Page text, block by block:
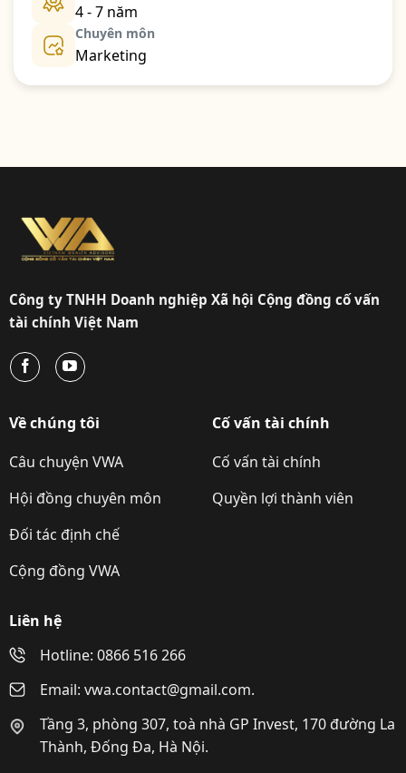
4 - 7 năm
Chuyên môn
Marketing
Công ty TNHH Doanh nghiệp Xã hội Cộng đồng cố vấn
tài chính Việt Nam
Về chúng tôi
Câu chuyện VWA
Hội đồng chuyên môn
Đối tác định chế
Cộng đồng VWA
Cố vấn tài chính
Cố vấn tài chính
Quyền lợi thành viên
Liên hệ
Hotline: 0866 516 266
Email: vwa.contact@gmail.com.
Tầng 3, phòng 307, toà nhà GP Invest, 170 đường La
Thành, Đống Đa, Hà Nội.